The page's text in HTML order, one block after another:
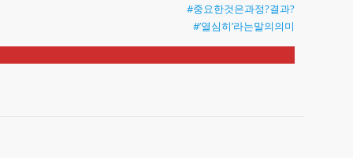
#중요한것은과정?결과?
#’열심히’라는말의의미